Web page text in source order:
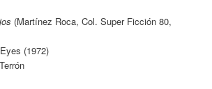
(Martínez Roca, Col. Super Ficción 80,
(1972)